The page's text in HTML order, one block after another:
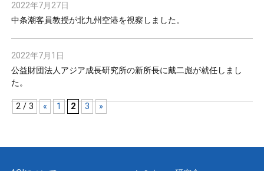
2022年7月27日
中条潮客員教授が北九州空港を視察しました。
2022年7月1日
公益財団法人アジア成長研究所の新所長に戴二彪が就任しまし
た。
2 / 3 « 1 2 3 »